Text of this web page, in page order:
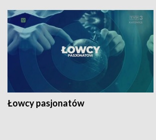
Łowcy pasjonatów